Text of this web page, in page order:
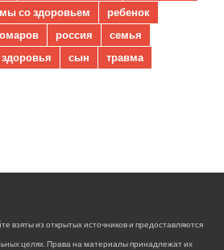
со здоровьем
ребенок
россия
семья
сын
травма
взяты из открытых источников и предоставляются
целях. Права на материалы принадлежат их